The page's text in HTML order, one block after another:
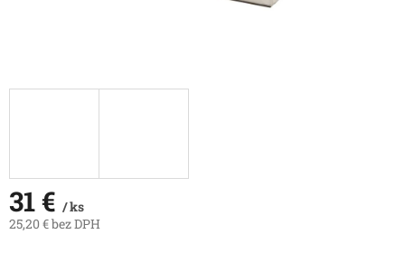
31 € / ks
25,20 € bez DPH